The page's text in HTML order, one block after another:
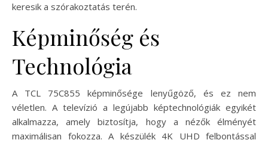
keresik a szórakoztatás terén.
Képminőség és
Technológia
A TCL 75C855 képminősége lenyűgöző, és ez nem
véletlen. A televízió a legújabb képtechnológiák egyikét
alkalmazza, amely biztosítja, hogy a nézők élményét
maximálisan fokozza. A készülék 4K UHD felbontással